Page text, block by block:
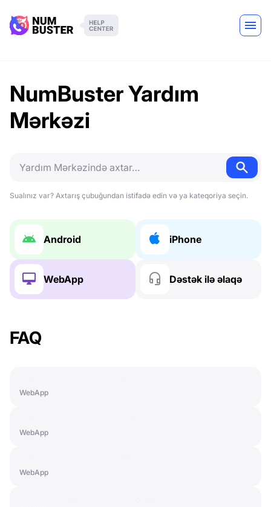
NumBuster Yardım
Mərkəzi
Sualınız var? Axtarış çubuğundan istifadə edin və ya kateqoriya seçin.
Android iPhone
WebApp Dəstək ilə əlaqə
FAQ
WebApp
WebApp
WebApp